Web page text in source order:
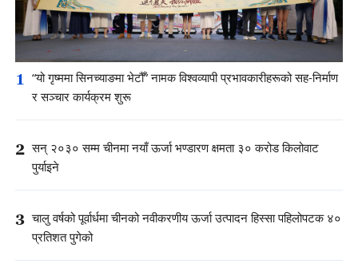
1 “यो गृष्ममा सिनच्याङमा भेटौँ” नामक विश्वव्यापी प्रभावकारीहरूको सह-निर्माण
र सञ्चार कार्यक्रम शुरू
2 सन् २०३० सम्म चीनमा नयाँ ऊर्जा भण्डारण क्षमता ३० करोड किलोवाट
पुर्याइने
3 चालु वर्षको पूर्वार्धमा चीनको नवीकरणीय ऊर्जा उत्पादन हिस्सा पहिलोपटक ४०
प्रतिशत पुगेको